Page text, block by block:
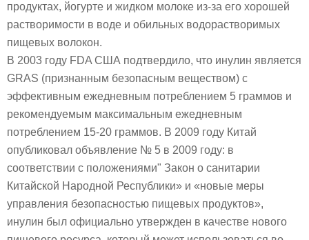
продуктах, йогурте и жидком молоке из-за его хорошей
растворимости в воде и обильных водорастворимых
пищевых волокон.
В 2003 году FDA США подтвердило, что инулин является
GRAS (признанным безопасным веществом) с
эффективным ежедневным потреблением 5 граммов и
рекомендуемым максимальным ежедневным
потреблением 15-20 граммов. В 2009 году Китай
опубликовал объявление № 5 в 2009 году: в
соответствии с положениями" Закон о санитарии
Китайской Народной Республики» и «новые меры
управления безопасностью пищевых продуктов»,
инулин был официально утвержден в качестве нового